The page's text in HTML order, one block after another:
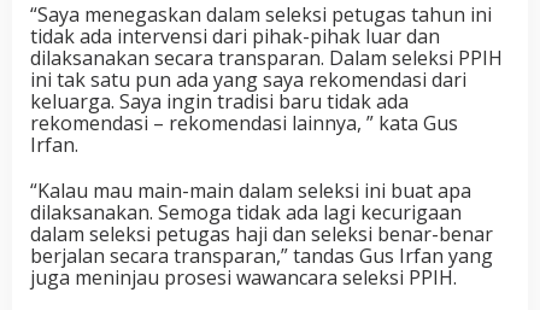
“Saya menegaskan dalam seleksi petugas tahun ini
tidak ada intervensi dari pihak-pihak luar dan
dilaksanakan secara transparan. Dalam seleksi PPIH
ini tak satu pun ada yang saya rekomendasi dari
keluarga. Saya ingin tradisi baru tidak ada
rekomendasi – rekomendasi lainnya, ” kata Gus
Irfan.
“Kalau mau main-main dalam seleksi ini buat apa
dilaksanakan. Semoga tidak ada lagi kecurigaan
dalam seleksi petugas haji dan seleksi benar-benar
berjalan secara transparan,” tandas Gus Irfan yang
juga meninjau prosesi wawancara seleksi PPIH.